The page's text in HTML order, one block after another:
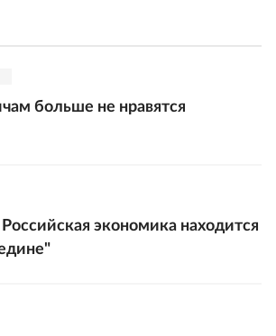
больше не нравятся
экономика находится